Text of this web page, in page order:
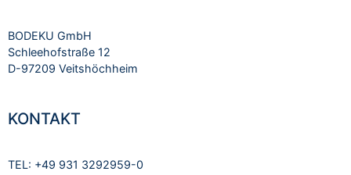
BODEKU GmbH
Schleehofstraße 12
D-97209 Veitshöchheim
KONTAKT
TEL: +49 931 3292959-0